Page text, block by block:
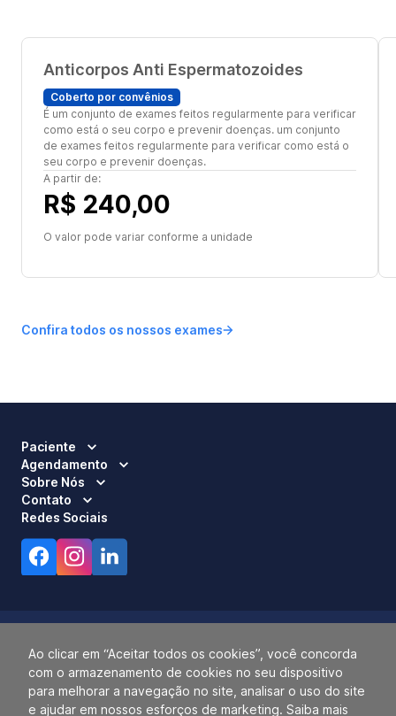
Ao clicar em “Aceitar todos os cookies”, você concorda
com o armazenamento de cookies no seu dispositivo
para melhorar a navegação no site, analisar o uso do site
e ajudar em nossos esforços de marketing. Saiba mais
Anticorpos Anti Espermatozoides
Coberto por convênios
É um conjunto de exames feitos regularmente para verificar
como está o seu corpo e prevenir doenças. um conjunto
de exames feitos regularmente para verificar como está o
seu corpo e prevenir doenças.
A partir de:
R$ 240,00
O valor pode variar conforme a unidade
Confira todos os nossos exames
Paciente
Agendamento
Sobre Nós
Contato
Redes Sociais
Responsável Técnico:
Dra. Luci Mara Barbiero – CRM 120.433/SP
2026 ALLIANÇA. TODOS OS DIREITOS RESERVADOS.
14.055.768/0001-77.